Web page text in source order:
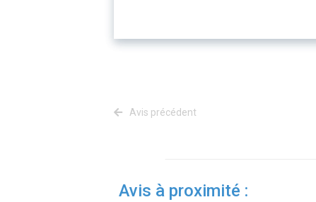
Avis précédent
Avis à proximité :